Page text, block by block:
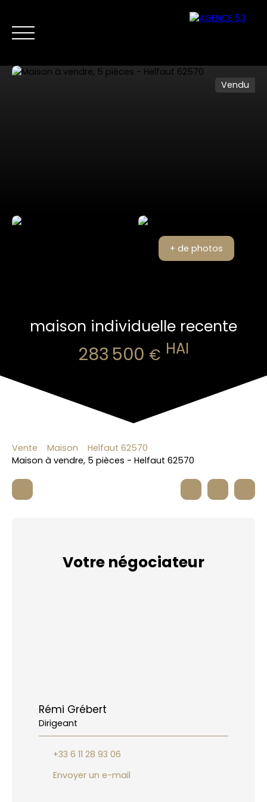
Vendu
+ de photos
maison individuelle recente
283 500 € HAI
Vente Maison
Helfaut 62570
Maison à vendre, 5 pièces - Helfaut 62570
Votre négociateur
Rémi Grébert
Dirigeant
+33 6 11 28 93 06
Envoyer un e-mail